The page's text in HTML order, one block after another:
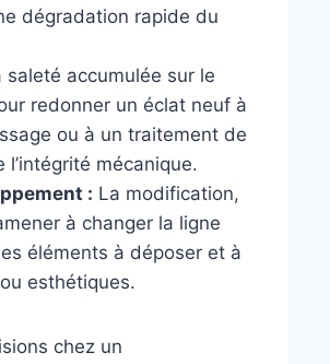
dégradation rapide du
saleté accumulée sur le
redonner un éclat neuf à
ou à un traitement de
mécanique.
: La modification,
à changer la ligne
éléments à déposer et à
esthétiques.
chez un